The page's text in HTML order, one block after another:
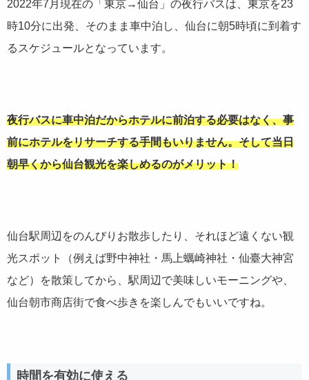
2022年7月現在の「東京→仙台」の夜行バスは、東京を23
時10分に出発、そのまま車中泊し、仙台に朝5時頃に到着す
るスケジュールとなっています。
夜行バスに車中泊だからホテルに前泊する必要はなく、事
前にホテルをリサーチする手間もいりません。そして当日
朝早くから仙台観光を楽しめるのがメリット！
仙台駅周辺をのんびりお散歩したり、それほど遠くない観
光スポット（例えば野中神社・馬上蠣崎神社・仙臺大神宮
など）を散策してから、駅周辺で美味しいモーニングや、
仙台朝市商店街で食べ歩きを楽しんでもいいですね。
時間を有効に使える